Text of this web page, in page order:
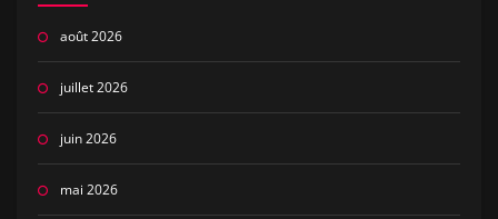
août 2026
juillet 2026
juin 2026
mai 2026